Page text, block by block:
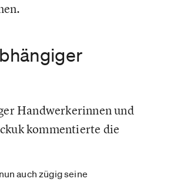
Handwerkerinnen und
kommentierte die
auch zügig seine